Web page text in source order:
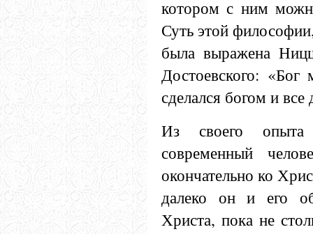
котором с ним
Суть этой
была выражена
Достоевского: «Бог
сделался богом и все
Из своего
современный
окончательно ко
далеко он и его
Христа, пока не